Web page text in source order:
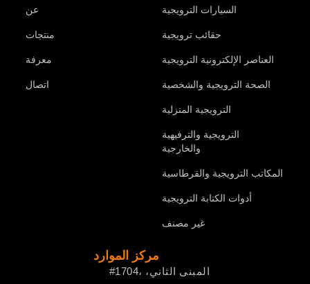
عن
منتجات
معرفة
اتصال
السيارات الترويجية
حقائب ترويجية
العناصر الإلكترونية الترويجية
الصحة الترويجية والشخصية
الترويجية المنزلية
الترويجية والترفيهية
والخارجية
المكاتب الترويجية والقرطاسية
أدوات الكتابة الترويجية
غير مصنف
مركز الموارد
#1704، المبنى الثاني،